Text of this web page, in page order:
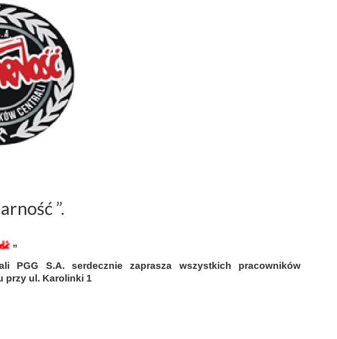
”.
”
PGG S.A. serdecznie zaprasza wszystkich pracowników
przy ul. Karolinki 1